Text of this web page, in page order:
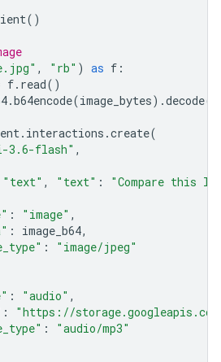
()
, "rb" ) as f :
f. read()
.b64encode(image_bytes) .decode(
. interactions .create(
3.6-flash" ,
"text" , "text" :
"Compare this
: "image" ,
: image_b64,
:
"image/jpeg"
: "audio" ,
:
"https://
:
"audio/mp3"